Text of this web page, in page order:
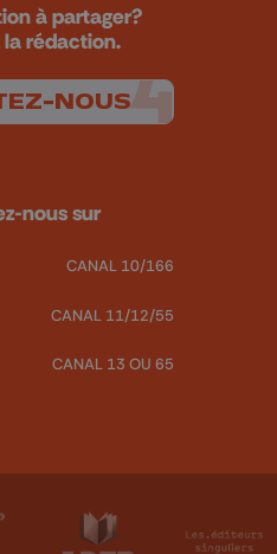
à partager?
rédaction.
NOUS
nous sur
CANAL 10/166
CANAL 11/12/55
CANAL 13 OU 65